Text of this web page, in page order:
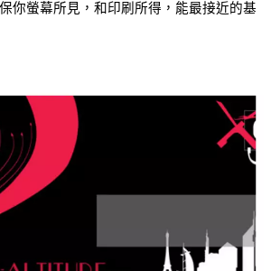
你螢幕所見，和印刷所得，能最接近的基